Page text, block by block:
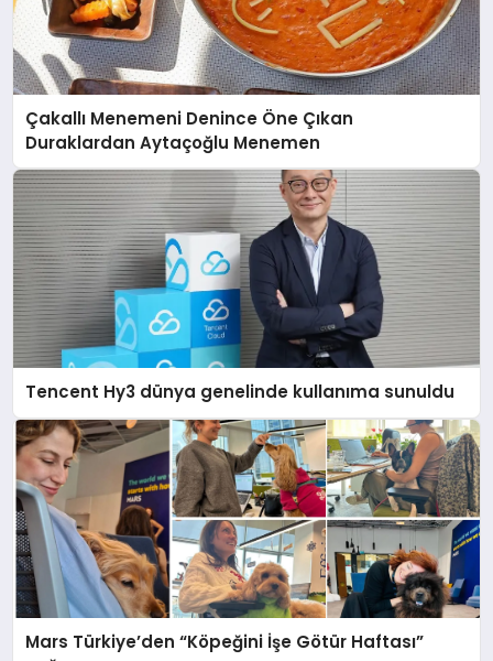
Çakallı Menemeni Denince Öne Çıkan
Duraklardan Aytaçoğlu Menemen
Tencent Hy3 dünya genelinde kullanıma sunuldu
Mars Türkiye’den “Köpeğini İşe Götür Haftası”